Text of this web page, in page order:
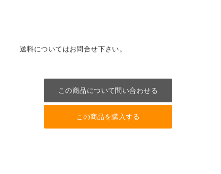
送料についてはお問合せ下さい。
この商品について問い合わせる
この商品を購入する